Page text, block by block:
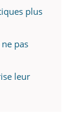
plus
pas
leur